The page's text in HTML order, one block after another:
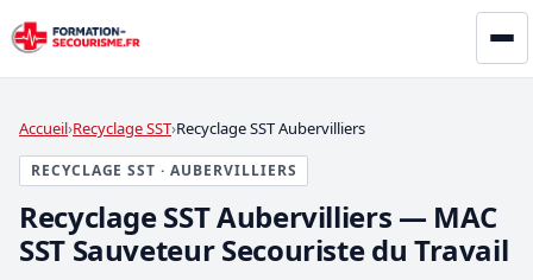
Accueil Recyclage SST Recyclage SST Aubervilliers
RECYCLAGE SST · AUBERVILLIERS
Recyclage SST Aubervilliers — MAC
SST Sauveteur Secouriste du Travail